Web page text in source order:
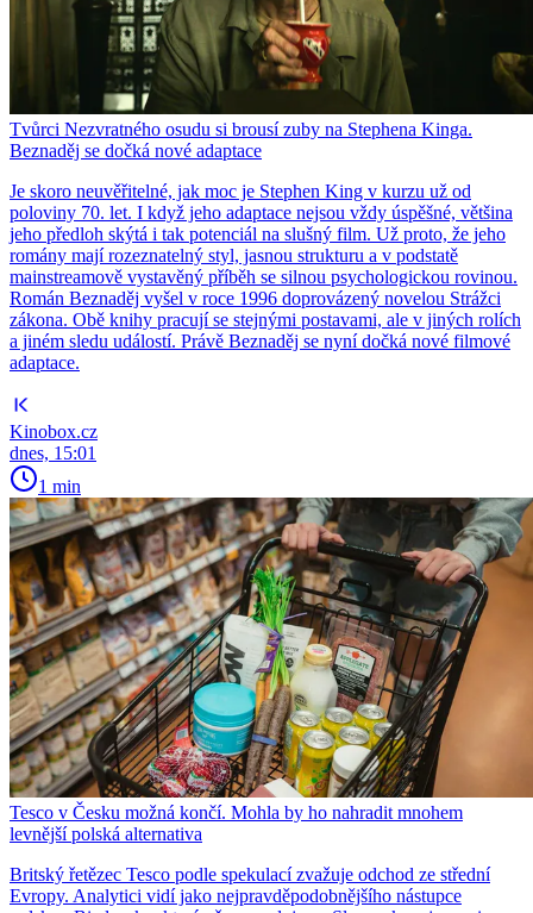
Tvůrci Nezvratného osudu si brousí zuby na Stephena Kinga.
Beznaděj se dočká nové adaptace
Je skoro neuvěřitelné, jak moc je Stephen King v kurzu už od
poloviny 70. let. I když jeho adaptace nejsou vždy úspěšné, většina
jeho předloh skýtá i tak potenciál na slušný film. Už proto, že jeho
romány mají rozeznatelný styl, jasnou strukturu a v podstatě
mainstreamově vystavěný příběh se silnou psychologickou rovinou.
Román Beznaděj vyšel v roce 1996 doprovázený novelou Strážci
zákona. Obě knihy pracují se stejnými postavami, ale v jiných rolích
a jiném sledu událostí. Právě Beznaděj se nyní dočká nové filmové
adaptace.
Kinobox.cz
dnes, 15:01
1 min
Tesco v Česku možná končí. Mohla by ho nahradit mnohem
levnější polská alternativa
Britský řetězec Tesco podle spekulací zvažuje odchod ze střední
Evropy. Analytici vidí jako nejpravděpodobnějšího nástupce